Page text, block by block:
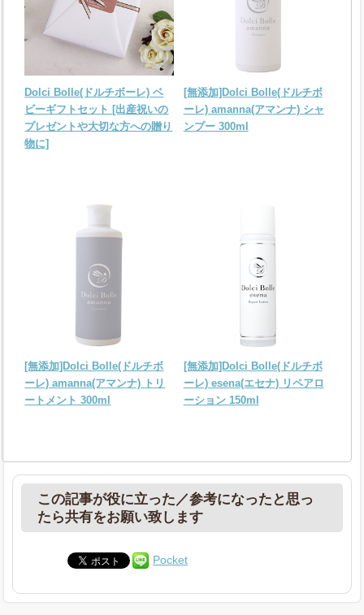
Dolci Bolle(ドルチボーレ) ベ
ビーギフトセット [出産祝いの
プレゼントや大切な方への贈り
物に]
[無添加]Dolci Bolle(ドルチボ
ーレ) amanna(アマンナ) シャ
ンプー 300ml
[無添加]Dolci Bolle(ドルチボ
ーレ) amanna(アマンナ) トリ
ートメント 300ml
[無添加]Dolci Bolle(ドルチボ
ーレ) esena(エセナ) リペアロ
ーション 150ml
この記事が役に立った／参考になったと思っ
たら共有をお願い致します
Pocket